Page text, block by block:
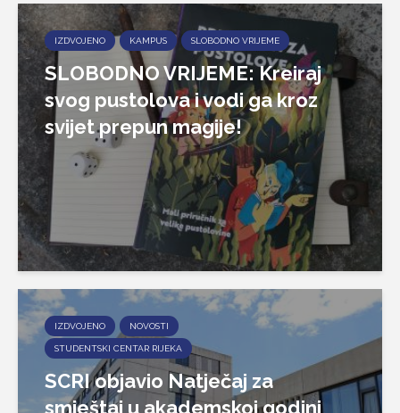
IZDVOJENO KAMPUS SLOBODNO VRIJEME
SLOBODNO VRIJEME: Kreiraj
svog pustolova i vodi ga kroz
svijet prepun magije!
IZDVOJENO NOVOSTI
STUDENTSKI CENTAR RIJEKA
SCRI objavio Natječaj za
smještaj u akademskoj godini